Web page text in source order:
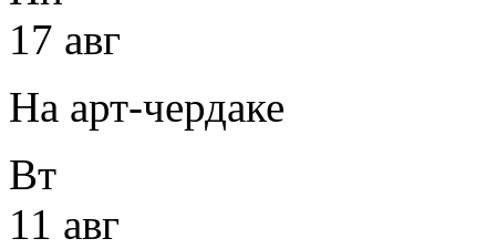
17 авг
На арт-чердаке
Вт
11 авг